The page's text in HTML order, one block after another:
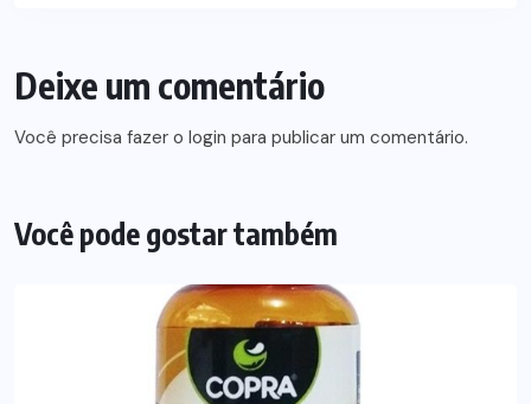
Deixe um comentário
Você precisa fazer o login para publicar um comentário.
Você pode gostar também